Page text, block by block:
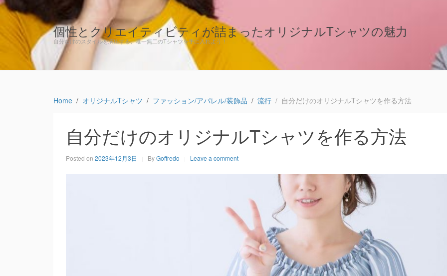
個性とクリエイティビティが詰まったオリジナルTシャツの魅力
自分だけのスタイルを演出する、唯一無二のTシャツを手に入れよう！
Home オリジナルTシャツ ファッション/アパレル/装飾品 流行 自分だけのオリジナルTシャツを作る方法
自分だけのオリジナルTシャツを作る方法
Posted on 2023年12月3日 ByGoffredo Leave a comment